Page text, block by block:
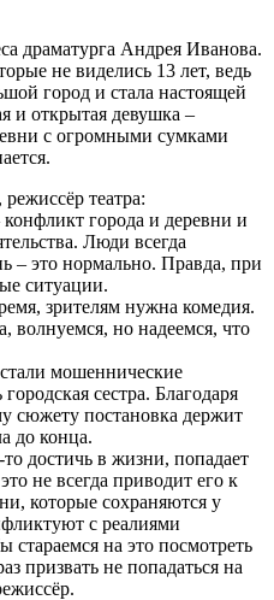
драматурга Андрея Иванова.
не виделись 13 лет, ведь
город и стала настоящей
и открытая девушка –
с огромными сумками
театра:
города и деревни и
Люди всегда
– это нормально. Правда, при
ситуации.
зрителям нужна комедия.
волнуемся, но надеемся, что
мошеннические
сестра. Благодаря
сюжету постановка держит
до конца.
то достичь в жизни, попадает
не всегда приводит его к
которые сохраняются у
с реалиями
на это посмотреть
призвать не попадаться на